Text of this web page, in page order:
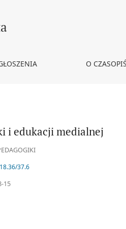
O
i edukacji medialnej
37.6
15